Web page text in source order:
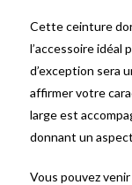
Cette ceinture
l’accessoire
d’exception sera
affirmer votre
large est
donnant un
Vous pouvez